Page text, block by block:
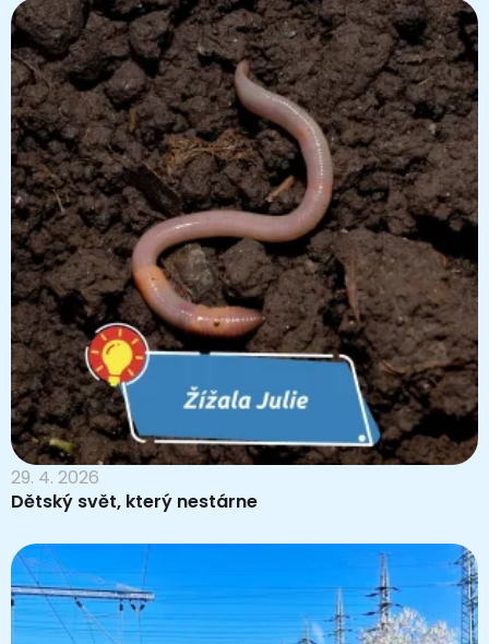
29. 4. 2026
Dětský svět, který nestárne